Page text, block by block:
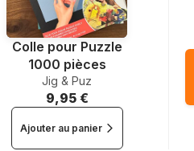
Colle pour Puzzle
1000 pièces
Jig & Puz
9,95 €
Ajouter au panier